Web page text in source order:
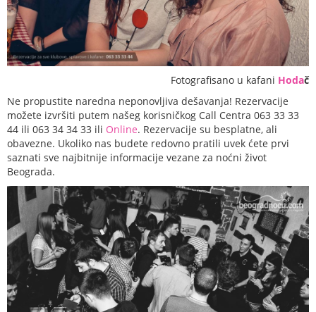
Fotografisano u kafani Hodač
Ne propustite naredna neponovljiva dešavanja! Rezervacije
možete izvršiti putem našeg korisničkog Call Centra 063 33 33
44 ili 063 34 34 33 ili Online. Rezervacije su besplatne, ali
obavezne. Ukoliko nas budete redovno pratili uvek ćete prvi
saznati sve najbitnije informacije vezane za noćni život
Beograda.